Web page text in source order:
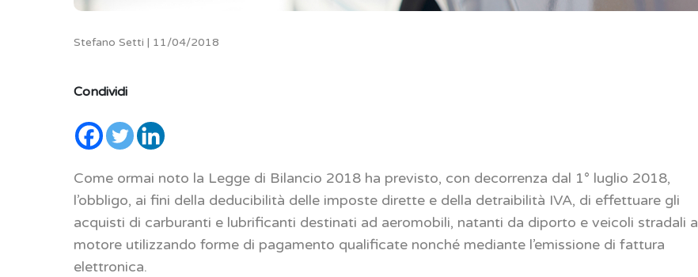
Stefano Setti | 11/04/2018
Condividi
Come ormai noto la Legge di Bilancio 2018 ha previsto, con decorrenza dal 1° luglio 2018,
l’obbligo, ai fini della deducibilità delle imposte dirette e della detraibilità IVA, di effettuare gli
acquisti di carburanti e lubrificanti destinati ad aeromobili, natanti da diporto e veicoli stradali a
motore utilizzando forme di pagamento qualificate nonché mediante l’emissione di fattura
elettronica.